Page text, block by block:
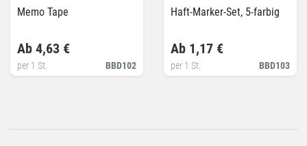
Memo Tape
BBD102
Ab 4,63 €
per 1 St.
Haft-Marker-Set, 5-farbig
BBD103
Ab 1,17 €
per 1 St.